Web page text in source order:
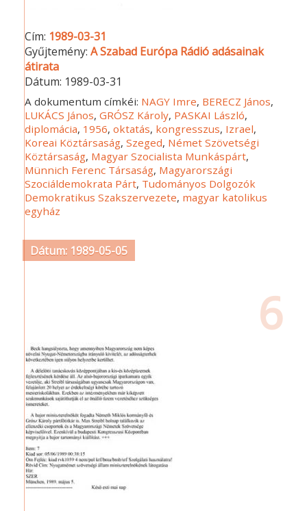
Cím: 1989-03-31
Gyűjtemény:A Szabad Európa Rádió adásainak
átirata
Dátum: 1989-03-31
A dokumentum címkéi: NAGY Imre, BERECZ János,
LUKÁCS János,GRÓSZ Károly, PASKAI László,
diplomácia, 1956,oktatás, kongresszus, Izrael,
Koreai Köztársaság,Szeged, Német Szövetségi
Köztársaság, Magyar Szocialista Munkáspárt,
Münnich Ferenc Társaság, Magyarországi
Szociáldemokrata Párt, Tudományos Dolgozók
Demokratikus Szakszervezete, magyar katolikus
egyház
Dátum: 1989-05-05
6